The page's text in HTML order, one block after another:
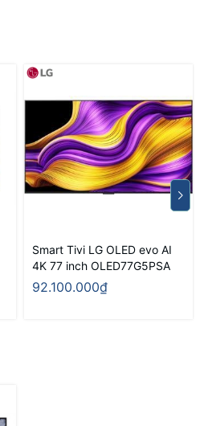
Smart Tivi LG OLED evo AI
4K 77 inch OLED77G5PSA
92.100.000₫